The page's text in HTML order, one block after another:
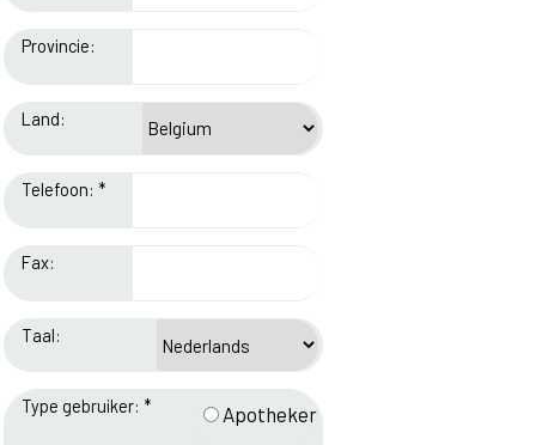
Provincie:
Land:
Telefoon: *
Fax:
Taal:
Type gebruiker: * Apotheker